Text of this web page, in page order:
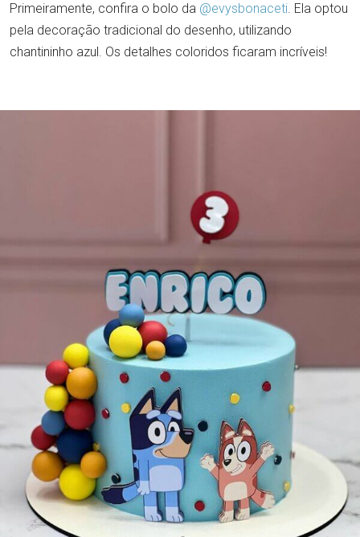
Primeiramente, confira o bolo da @evysbonaceti. Ela optou
pela decoração tradicional do desenho, utilizando
chantininho azul. Os detalhes coloridos ficaram incríveis!